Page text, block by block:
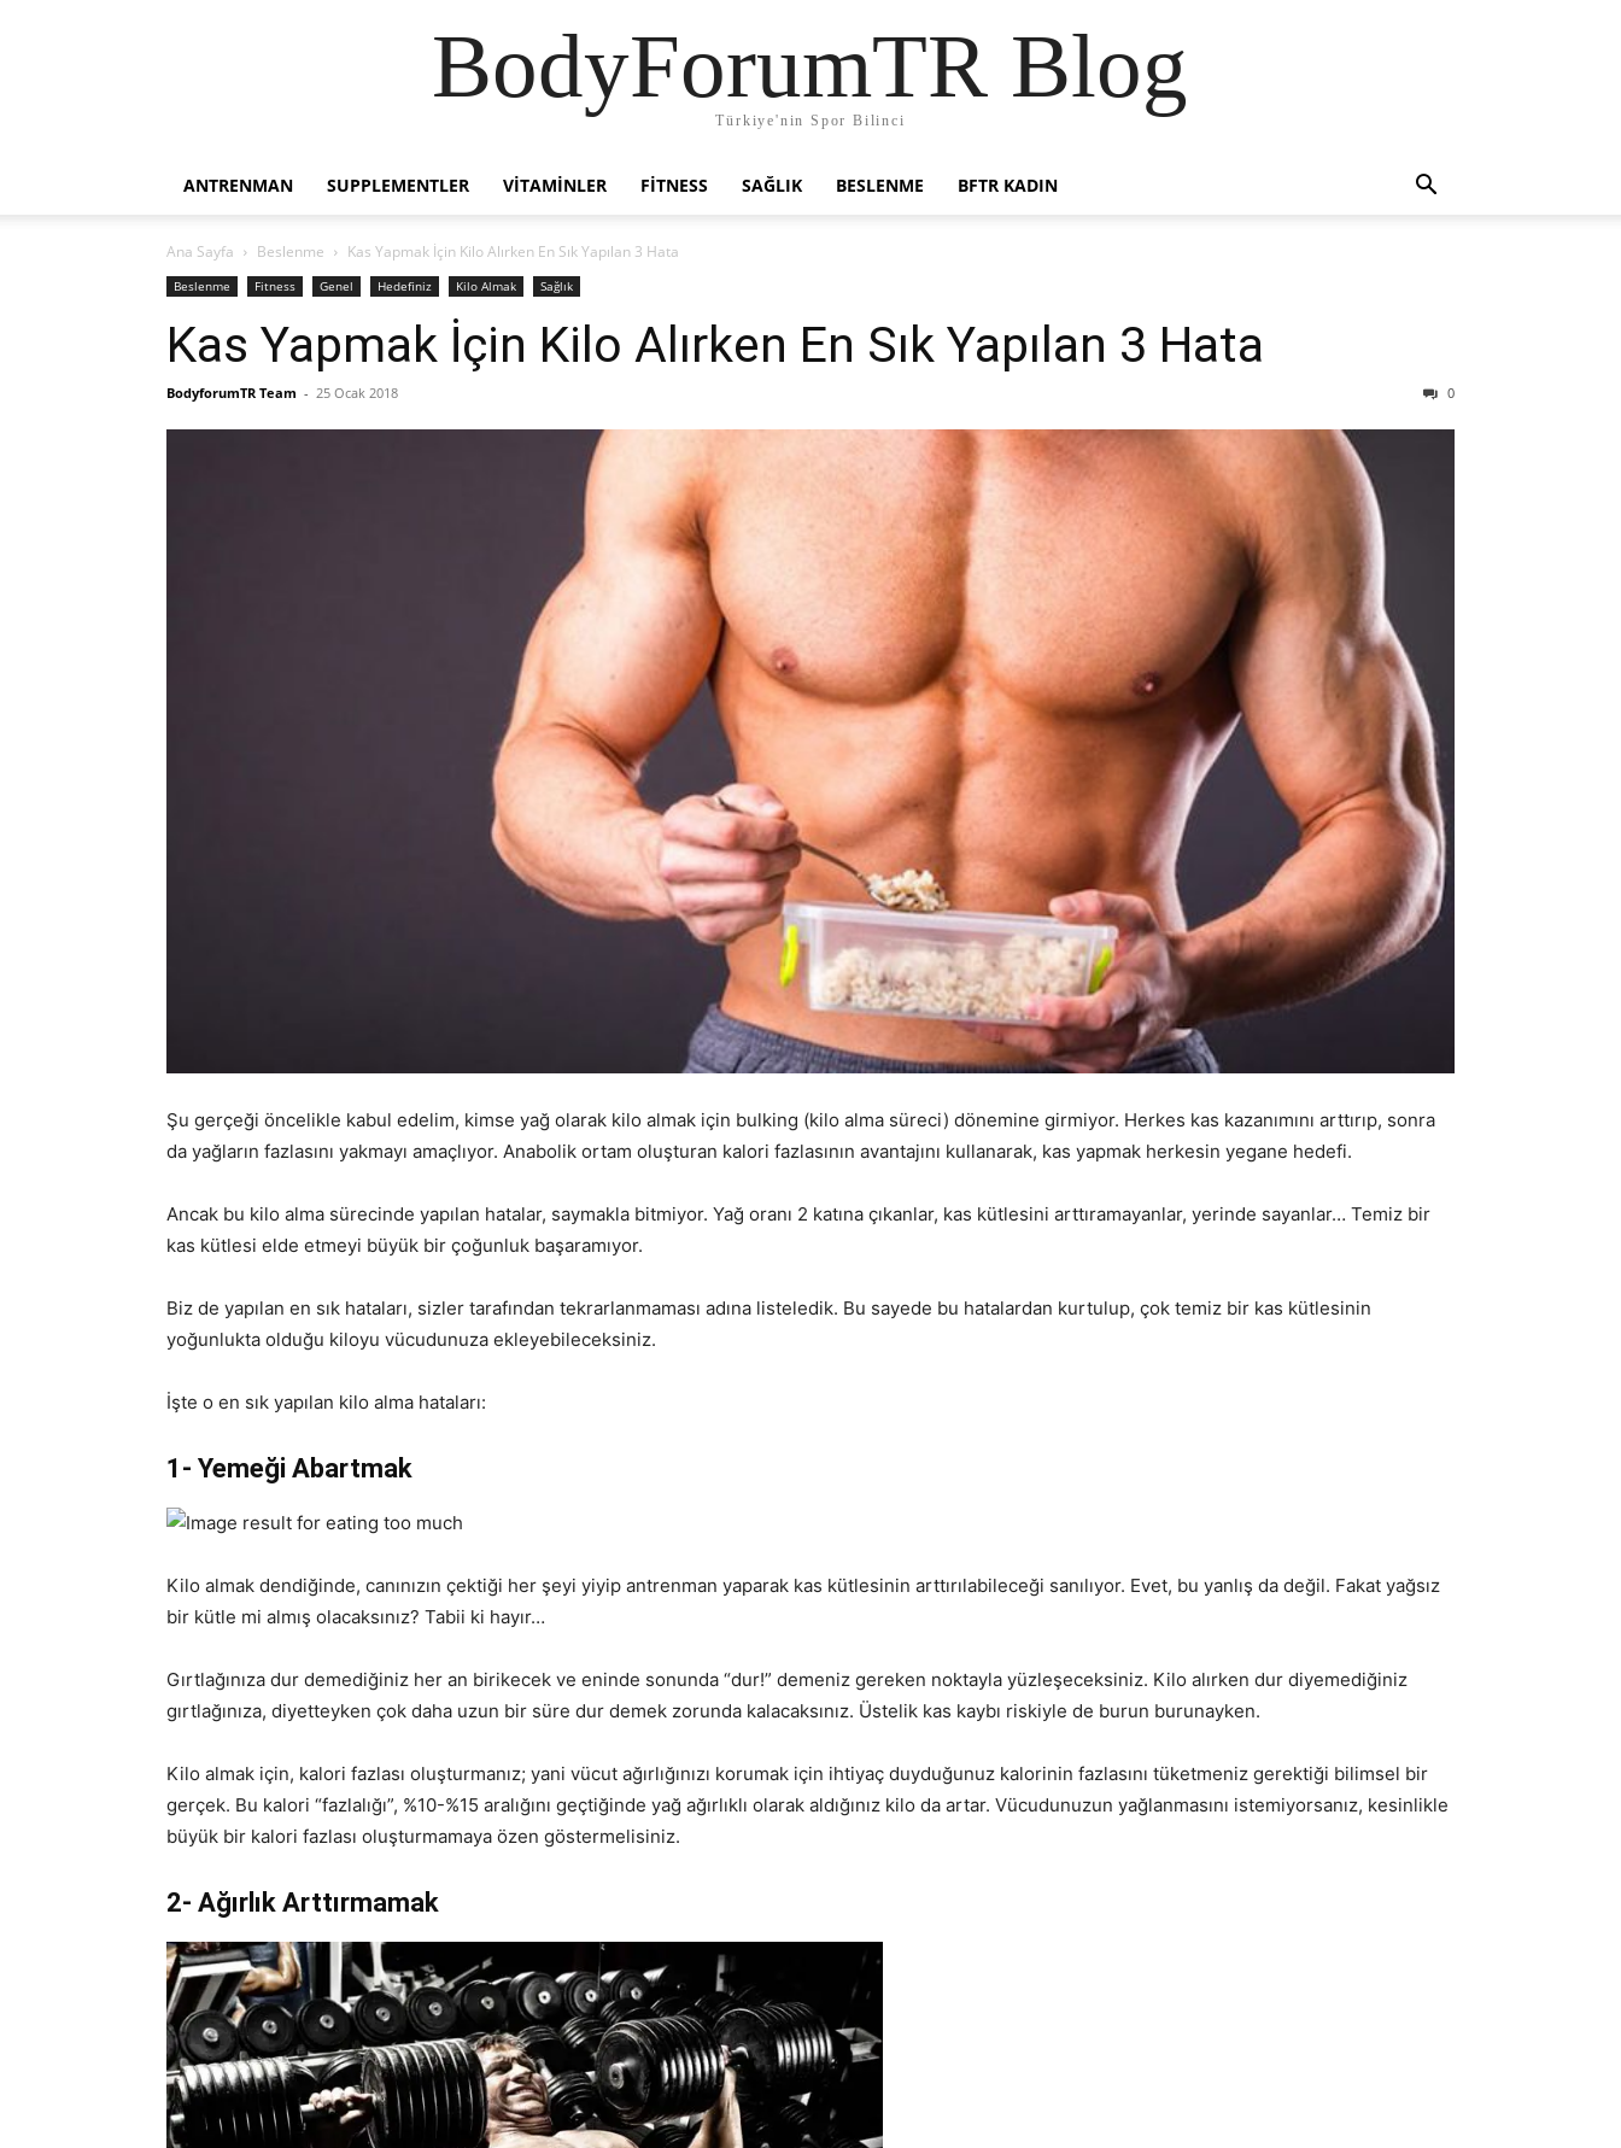
BodyForumTR Blog
Türkiye'nin Spor Bilinci
ANTRENMAN SUPPLEMENTLER VITAMINLER FITNESS SAĞLIK BESLENME BFTR KADIN
Ana Sayfa Beslenme Kas Yapmak İçin Kilo Alırken En Sık Yapılan 3 Hata
Beslenme Fitness Genel Hedefiniz Kilo Almak Sağlık
Kas Yapmak İçin Kilo Alırken En Sık Yapılan 3 Hata
BodyforumTR Team - 25 Ocak 2018 0
Şu gerçeği öncelikle kabul edelim, kimse yağ olarak kilo almak için bulking (kilo alma süreci) dönemine girmiyor. Herkes kas kazanımını arttırıp, sonra
da yağların fazlasını yakmayı amaçlıyor. Anabolik ortam oluşturan kalori fazlasının avantajını kullanarak, kas yapmak herkesin yegane hedefi.
Ancak bu kilo alma sürecinde yapılan hatalar, saymakla bitmiyor. Yağ oranı 2 katına çıkanlar, kas kütlesini arttıramayanlar, yerinde sayanlar… Temiz bir
kas kütlesi elde etmeyi büyük bir çoğunluk başaramıyor.
Biz de yapılan en sık hataları, sizler tarafından tekrarlanmaması adına listeledik. Bu sayede bu hatalardan kurtulup, çok temiz bir kas kütlesinin
yoğunlukta olduğu kiloyu vücudunuza ekleyebileceksiniz.
İşte o en sık yapılan kilo alma hataları:
1- Yemeği Abartmak
Kilo almak dendiğinde, canınızın çektiği her şeyi yiyip antrenman yaparak kas kütlesinin arttırılabileceği sanılıyor. Evet, bu yanlış da değil. Fakat yağsız
bir kütle mi almış olacaksınız? Tabii ki hayır…
Gırtlağınıza dur demediğiniz her an birikecek ve eninde sonunda “dur!” demeniz gereken noktayla yüzleşeceksiniz. Kilo alırken dur diyemediğiniz
gırtlağınıza, diyetteyken çok daha uzun bir süre dur demek zorunda kalacaksınız. Üstelik kas kaybı riskiyle de burun burunayken.
Kilo almak için, kalori fazlası oluşturmanız; yani vücut ağırlığınızı korumak için ihtiyaç duyduğunuz kalorinin fazlasını tüketmeniz gerektiği bilimsel bir
gerçek. Bu kalori “fazlalığı”, %10-%15 aralığını geçtiğinde yağ ağırlıklı olarak aldığınız kilo da artar. Vücudunuzun yağlanmasını istemiyorsanız, kesinlikle
büyük bir kalori fazlası oluşturmamaya özen göstermelisiniz.
2- Ağırlık Arttırmamak